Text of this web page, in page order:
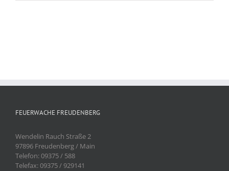
FEUERWACHE FREUDENBERG
Wendelin Rauch Straße 2
97896 Freudenberg / Main
Telefon: 09375 / 588
Telefax: 09375 / 929141